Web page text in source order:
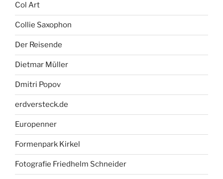
Col Art
Collie Saxophon
Der Reisende
Dietmar Müller
Dmitri Popov
erdversteck.de
Europenner
Formenpark Kirkel
Fotografie Friedhelm Schneider